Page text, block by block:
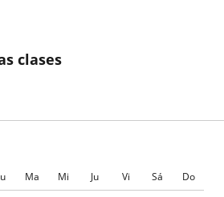
clases
Ma Mi Ju Vi Sá Do